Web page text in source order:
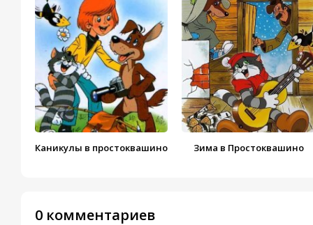
Телёнок
Письмо почтальона
Болезнь дяди
Домой
Каникулы в простоквашино Зима в Простоквашино
0 комментариев